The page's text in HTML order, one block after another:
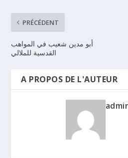
PRÉCÉDENT
أبو مدين شعيب في المواهب
القدسية للملالي
A PROPOS DE L'AUTEUR